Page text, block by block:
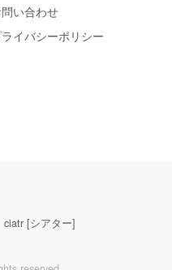
い合わせ
イバシーポリシー
[シアター]